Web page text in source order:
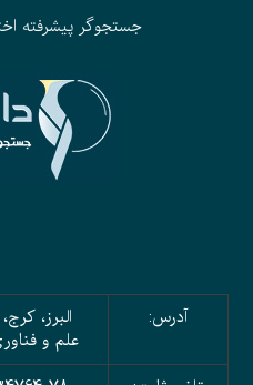
جستجوگر پیشرفته
آدرس:
البرز،
علم و